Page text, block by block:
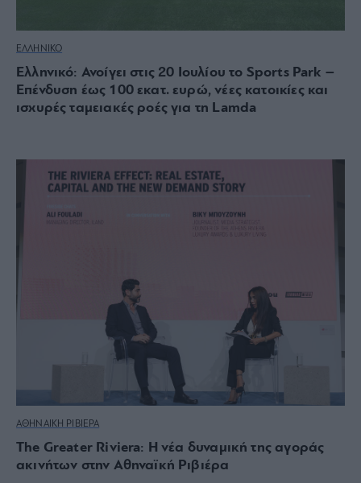
ΕΛΛΗΝΙΚΟ
Ελληνικό: Ανοίγει στις 20 Ιουλίου το Sports Park –
Επένδυση έως 100 εκατ. ευρώ, νέες κατοικίες και
ισχυρές ταμειακές ροές για τη Lamda
ΑΘΗΝΑΙΚΗ ΡΙΒΙΕΡΑ
The Greater Riviera: Η νέα δυναμική της αγοράς
ακινήτων στην Αθηναϊκή Ριβιέρα